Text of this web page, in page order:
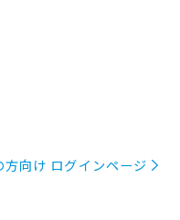
方向け ログインページ